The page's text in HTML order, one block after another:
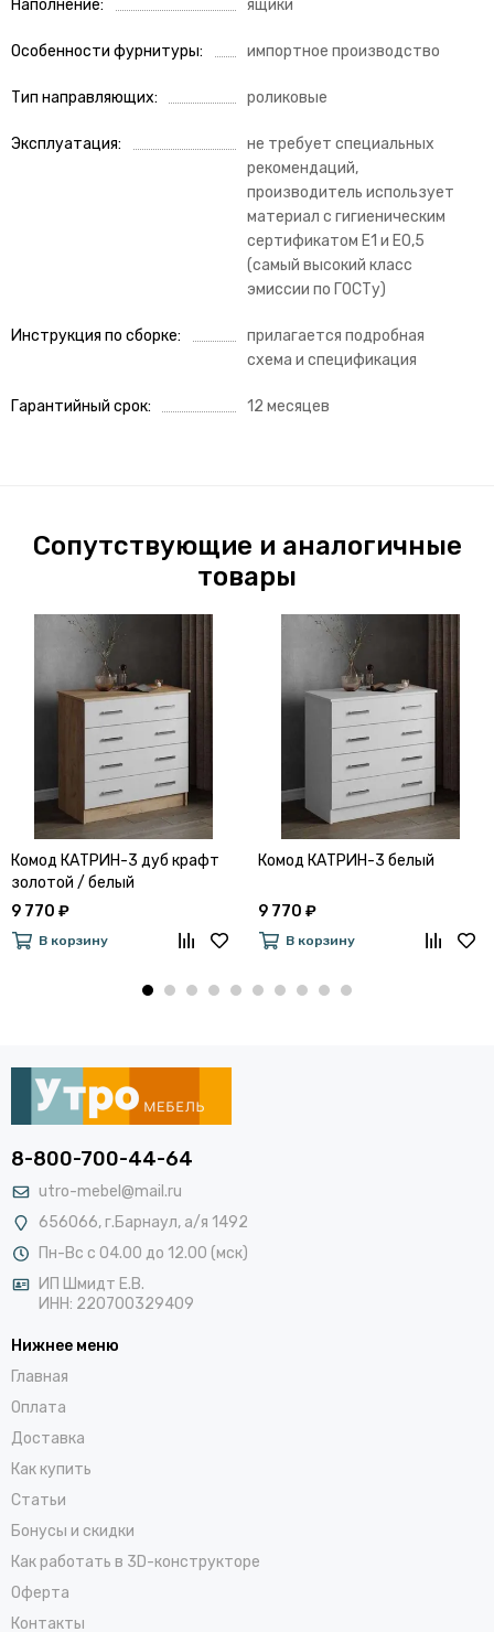
Наполнение ящики
Особенности фурнитуры импортное производство
Тип направляющих роликовые
Эксплуатация
не требует специальных
рекомендаций,
производитель использует
материал с гигиеническим
сертификатом Е1 и Е0,5
(самый высокий класс
эмиссии по ГОСТу)
Инструкция по сборке
прилагается подробная
схема и спецификация
Гарантийный срок 12 месяцев
Сопутствующие и аналогичные
товары
Комод КАТРИН-3 дуб крафт
золотой / белый
9 770 ₽
В корзину
Комод КАТРИН-3 белый
9 770 ₽
В корзину
8-800-700-44-64
utro-mebel@mail.ru
656066, г.Барнаул, а/я 1492
Пн-Вс с 04.00 до 12.00 (мск)
ИП Шмидт Е.В.
ИНН: 220700329409
Нижнее меню
Главная
Оплата
Доставка
Как купить
Статьи
Бонусы и скидки
Как работать в 3D-конструкторе
Оферта
Контакты